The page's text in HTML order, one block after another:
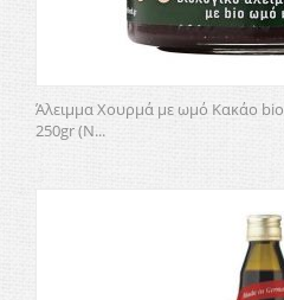
Άλειμμα Χουρμά με ωμό Κακάο bio
250gr (N...